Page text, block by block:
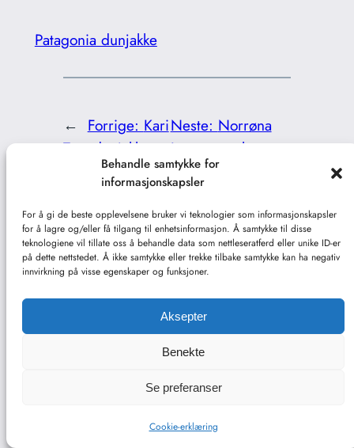
Behandle samtykke for
informasjonskapsler
For å gi de beste opplevelsene bruker vi teknologier som informasjonskapsler
for å lagre og/eller få tilgang til enhetsinformasjon. Å samtykke til disse
teknologiene vil tillate oss å behandle data som nettleseratferd eller unike ID-er
på dette nettstedet. Å ikke samtykke eller trekke tilbake samtykke kan ha negativ
innvirkning på visse egenskaper og funksjoner.
Aksepter
Benekte
Se preferanser
Cookie-erklæring
Patagonia dunjakke
← Forrige: Kari
Traa dunjakke
Neste: Norrøna
Lyngen parkas →
Dunjakker
Cookie-erklæring (EU)
WordPress